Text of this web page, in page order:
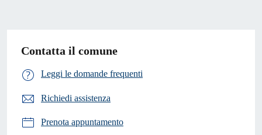
Contatta il comune
Leggi le domande frequenti
Richiedi assistenza
Prenota appuntamento